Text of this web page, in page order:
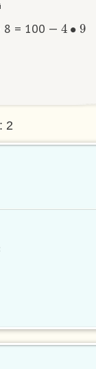
8 = 100 — 4 9
2